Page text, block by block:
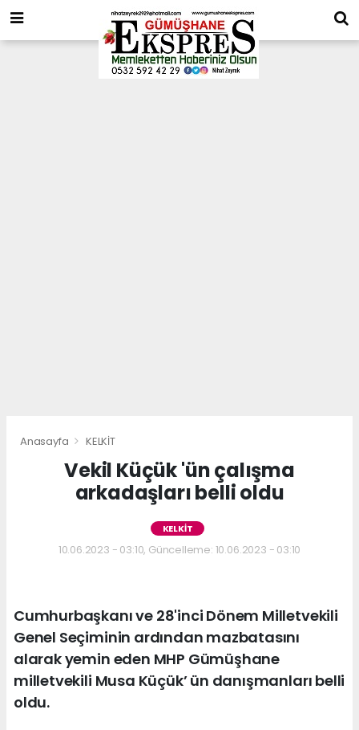
Anasayfa KELKİT
Vekil Küçük 'ün çalışma
arkadaşları belli oldu
KELKİT
10.06.2023 - 03:10, Güncelleme: 10.06.2023 - 03:10
Cumhurbaşkanı ve 28'inci Dönem Milletvekili
Genel Seçiminin ardından mazbatasını
alarak yemin eden MHP Gümüşhane
milletvekili Musa Küçük’ ün danışmanları belli
oldu.